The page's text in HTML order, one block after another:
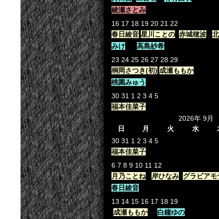
綾瀬さとみ
16 17 18 19 20 21 22
春日綾音 星川ことの 赤城穂波
みけ
高島紗希
23 24 25 26 27 28 29
桐岡さつき(初) 成瀬ももか
桃園みゅう
30 31 1 2 3 4 5
福本佳菜子
2026年 9月
日
月 火 水
30 31 1 2 3 4 5
福本佳菜子
6 7 8 9 10 11 12
月乃ことね
岸ひなみ グラビアモ
春日綾音
13 14 15 16 17 18 19
成瀬ももか
白鐘ゆの